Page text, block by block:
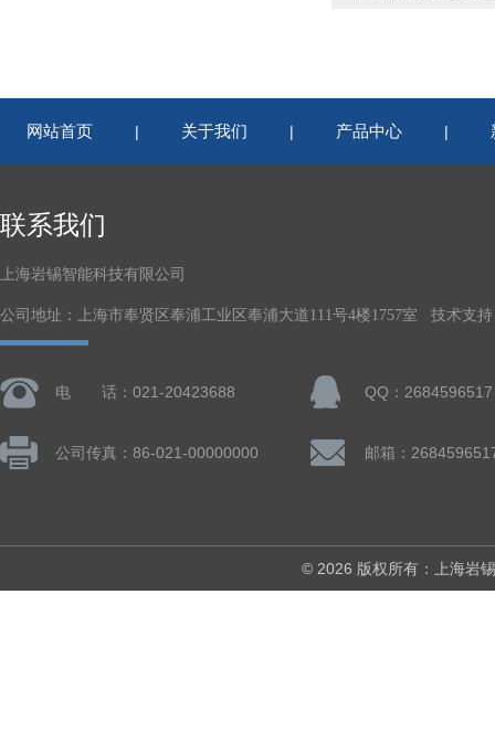
网站首页 | 关于我们 | 产品中心 |
联系我们
上海岩锡智能科技有限公司
公司地址：上海市奉贤区奉浦工业区奉浦大道111号4楼1757室 技术支
电 话：021-20423688 QQ：2684596517
公司传真：86-021-00000000 邮箱：
© 2026 版权所有：上海岩